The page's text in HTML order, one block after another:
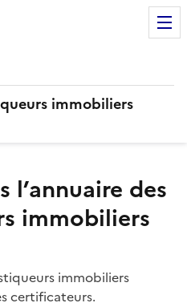
immobiliers
l’annuaire des
immobiliers
immobiliers
certificateurs.